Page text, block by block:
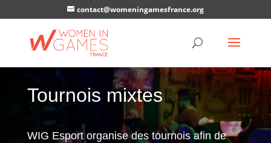
contact@womeningamesfrance.org
Tournois mixtes
WIG Esport organise des tournois afin de